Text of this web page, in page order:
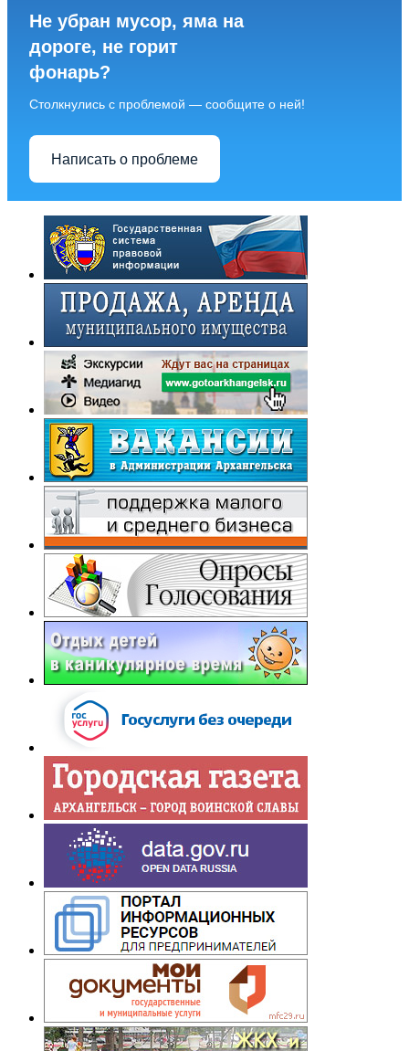
Не убран мусор, яма на
дороге, не горит
фонарь?
Столкнулись с проблемой — сообщите о ней!
Написать о проблеме